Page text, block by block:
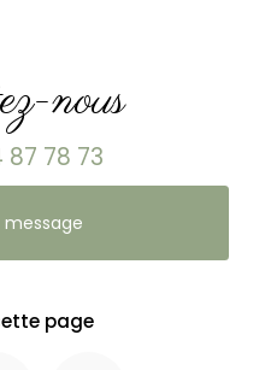
nous
87 78 73
message
page